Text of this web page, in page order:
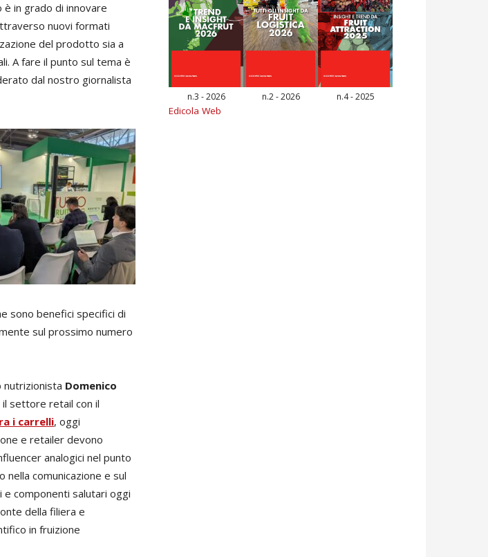
in grado di innovare
nuovi formati
del prodotto sia a
A fare il punto sul tema è
dal nostro giornalista
sono benefici specifici di
sul prossimo numero
nutrizionista Domenico
il settore retail con il
i carrelli, oggi
e retailer devono
analogici nel punto
nella comunicazione e sul
e componenti salutari oggi
della filiera e
in fruizione
n.3 - 2026 n.2 - 2026 n.4 - 2025
Edicola Web